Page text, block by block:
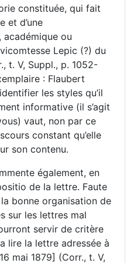
constituée, qui fait
et d’une
académique ou
Lepic (?) du
t. V, Suppl., p. 1052-
: Flaubert
les styles qu’il
informative (il s’agit
vaut, non par ce
constant qu’elle
son contenu.
également, en
de la lettre. Faute
bonne organisation de
sur les lettres mal
servir de critère
lire la lettre adressée à
mai 1879] (Corr., t. V,